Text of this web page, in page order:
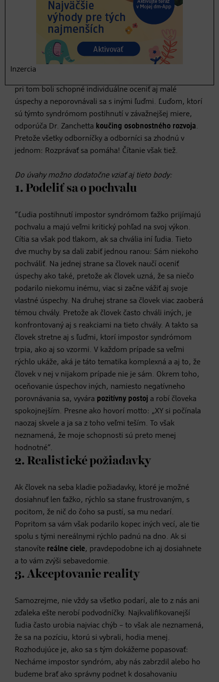
Ako to už často býva, všetko sa začínasebauvedomením
„Uvedomením si, že človek trpí impostor syndrómom je
v podstate prvý krok k uzdraveniu. Ďalej sú prospešné
všetky činnosti, ktoré napomáhajú k zvýšeniu
sebavedomia a spomínaným úspechom. Tip: Každý deň
si značte a zapisujte, čo ste vďaka svojim schopnostiam
pri tom boli schopné individuálne oceniť aj malé
úspechy a neporovnávali sa s inými ľuďmi. Ľuďom, ktorí
sú týmto syndrómom postihnutí v závažnejšej miere,
odporúča Dr. Zanchetta koučing osobnostného rozvoja.
Pretože všetky odborníčky a odborníci sa zhodnú v
jednom: Rozprávať sa pomáha! Čítanie však tiež.
Do úvahy možno dodatočne vziať aj tieto body:
1. Podeliť sa o pochvalu
“Ľudia postihnutí impostor syndrómom ťažko prijímajú
pochvalu a majú veľmi kritický pohľad na svoj výkon.
Cítia sa však pod tlakom, ak sa chvália iní ľudia. Tieto
dve muchy by sa dali zabiť jednou ranou: Sám niekoho
pochváliť. Na jednej strane sa človek naučí oceniť
úspechy ako také, pretože ak človek uzná, že sa niečo
podarilo niekomu inému, viac si začne vážiť aj svoje
vlastné úspechy. Na druhej strane sa človek viac zaoberá
témou chvály. Pretože ak človek často chváli iných, je
konfrontovaný aj s reakciami na tieto chvály. A takto sa
človek stretne aj s ľuďmi, ktorí impostor syndrómom
trpia, ako aj so vzormi. V každom prípade sa veľmi
rýchlo ukáže, aká je táto tematika komplexná a aj to, že
človek v nej v nijakom prípade nie je sám. Okrem toho,
oceňovanie úspechov iných, namiesto negatívneho
porovnávania sa, vyvára pozitívny postoj a robí človeka
spokojnejším. Presne ako hovorí motto: „XY si počínala
naozaj skvele a ja sa z toho veľmi teším. To však
neznamená, že moje schopnosti sú preto menej
hodnotné“.
2. Realistické požiadavky
Ak človek na seba kladie požiadavky, ktoré je možné
dosiahnuť len ťažko, rýchlo sa stane frustrovaným, s
pocitom, že nič do čoho sa pustí, sa mu nedarí.
Popritom sa vám však podarilo kopec iných vecí, ale tie
spolu s tými nereálnymi rýchlo padnú na dno. Ak si
stanovíte reálne ciele, pravdepodobne ich aj dosiahnete
a to vám zvýši sebavedomie.
3. Akceptovanie reality
Samozrejme, nie vždy sa všetko podarí, ale to z nás ani
zďaleka ešte nerobí podvodníčky. Najkvalifikovanejší
ľudia často urobia najviac chýb – to však ale neznamená,
že sa na pozíciu, ktorú si vybrali, hodia menej.
Rozhodujúce je, ako sa s tým dokážeme popasovať:
Necháme impostor syndróm, aby nás zabrzdil alebo ho
budeme brať ako správny podnet k dosahovaniu
Inzercia